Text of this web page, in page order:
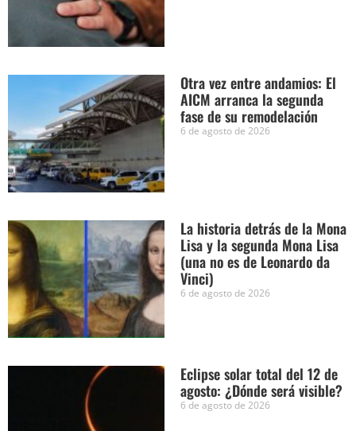
Otra vez entre andamios: El
AICM arranca la segunda
fase de su remodelación
6 de agosto de 2026
La historia detrás de la Mona
Lisa y la segunda Mona Lisa
(una no es de Leonardo da
Vinci)
6 de agosto de 2026
Eclipse solar total del 12 de
agosto: ¿Dónde será visible?
6 de agosto de 2026